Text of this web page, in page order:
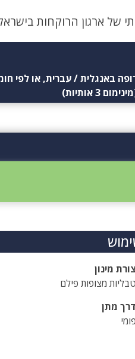
של ארגון הרוקחות
באנגלית / עברית, או לפי
3 אותיות)
צורת מינון
טבליות מצופות פילם
דרך מתן
פומי